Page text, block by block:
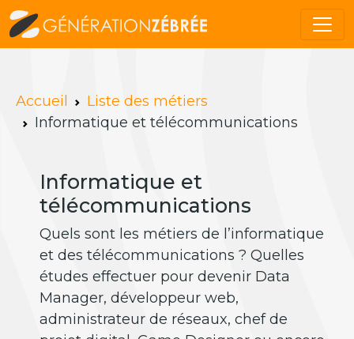
Accueil
Liste des métiers
Informatique et télécommunications
Informatique et
télécommunications
Quels sont les métiers de l’informatique
et des télécommunications ? Quelles
études effectuer pour devenir Data
Manager, développeur web,
administrateur de réseaux, chef de